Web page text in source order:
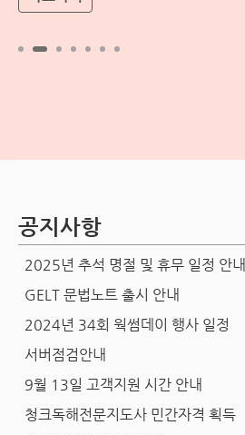
공지사항
2025년 추석 명절 및 휴무 일정 안내
GELT 문법노트 출시 안내
2024년 34회 웍썸데이 행사 일정
서버점검안내
9월 13일 고객지원 시간 안내
청크독해전문지도사 민간자격 획득